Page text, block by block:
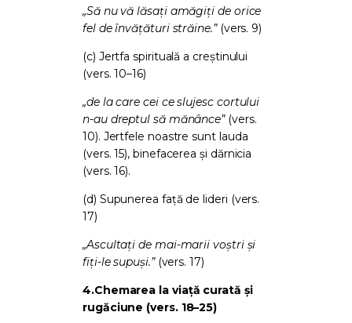
„Să nu vă lăsați amăgiți de orice
fel de învățături străine.”(vers. 9)
(c) Jertfa spirituală a creștinului
(vers. 10–16)
„de la care cei ce slujesc cortului
n-au dreptul să mănânce”(vers.
10). Jertfele noastre sunt lauda
(vers. 15), binefacerea și dărnicia
(vers. 16).
(d) Supunerea față de lideri (vers.
17)
„Ascultați de mai-marii voștri și
fiți-le supuși.”(vers. 17)
4.Chemarea la viață curată și
rugăciune (vers. 18–25)